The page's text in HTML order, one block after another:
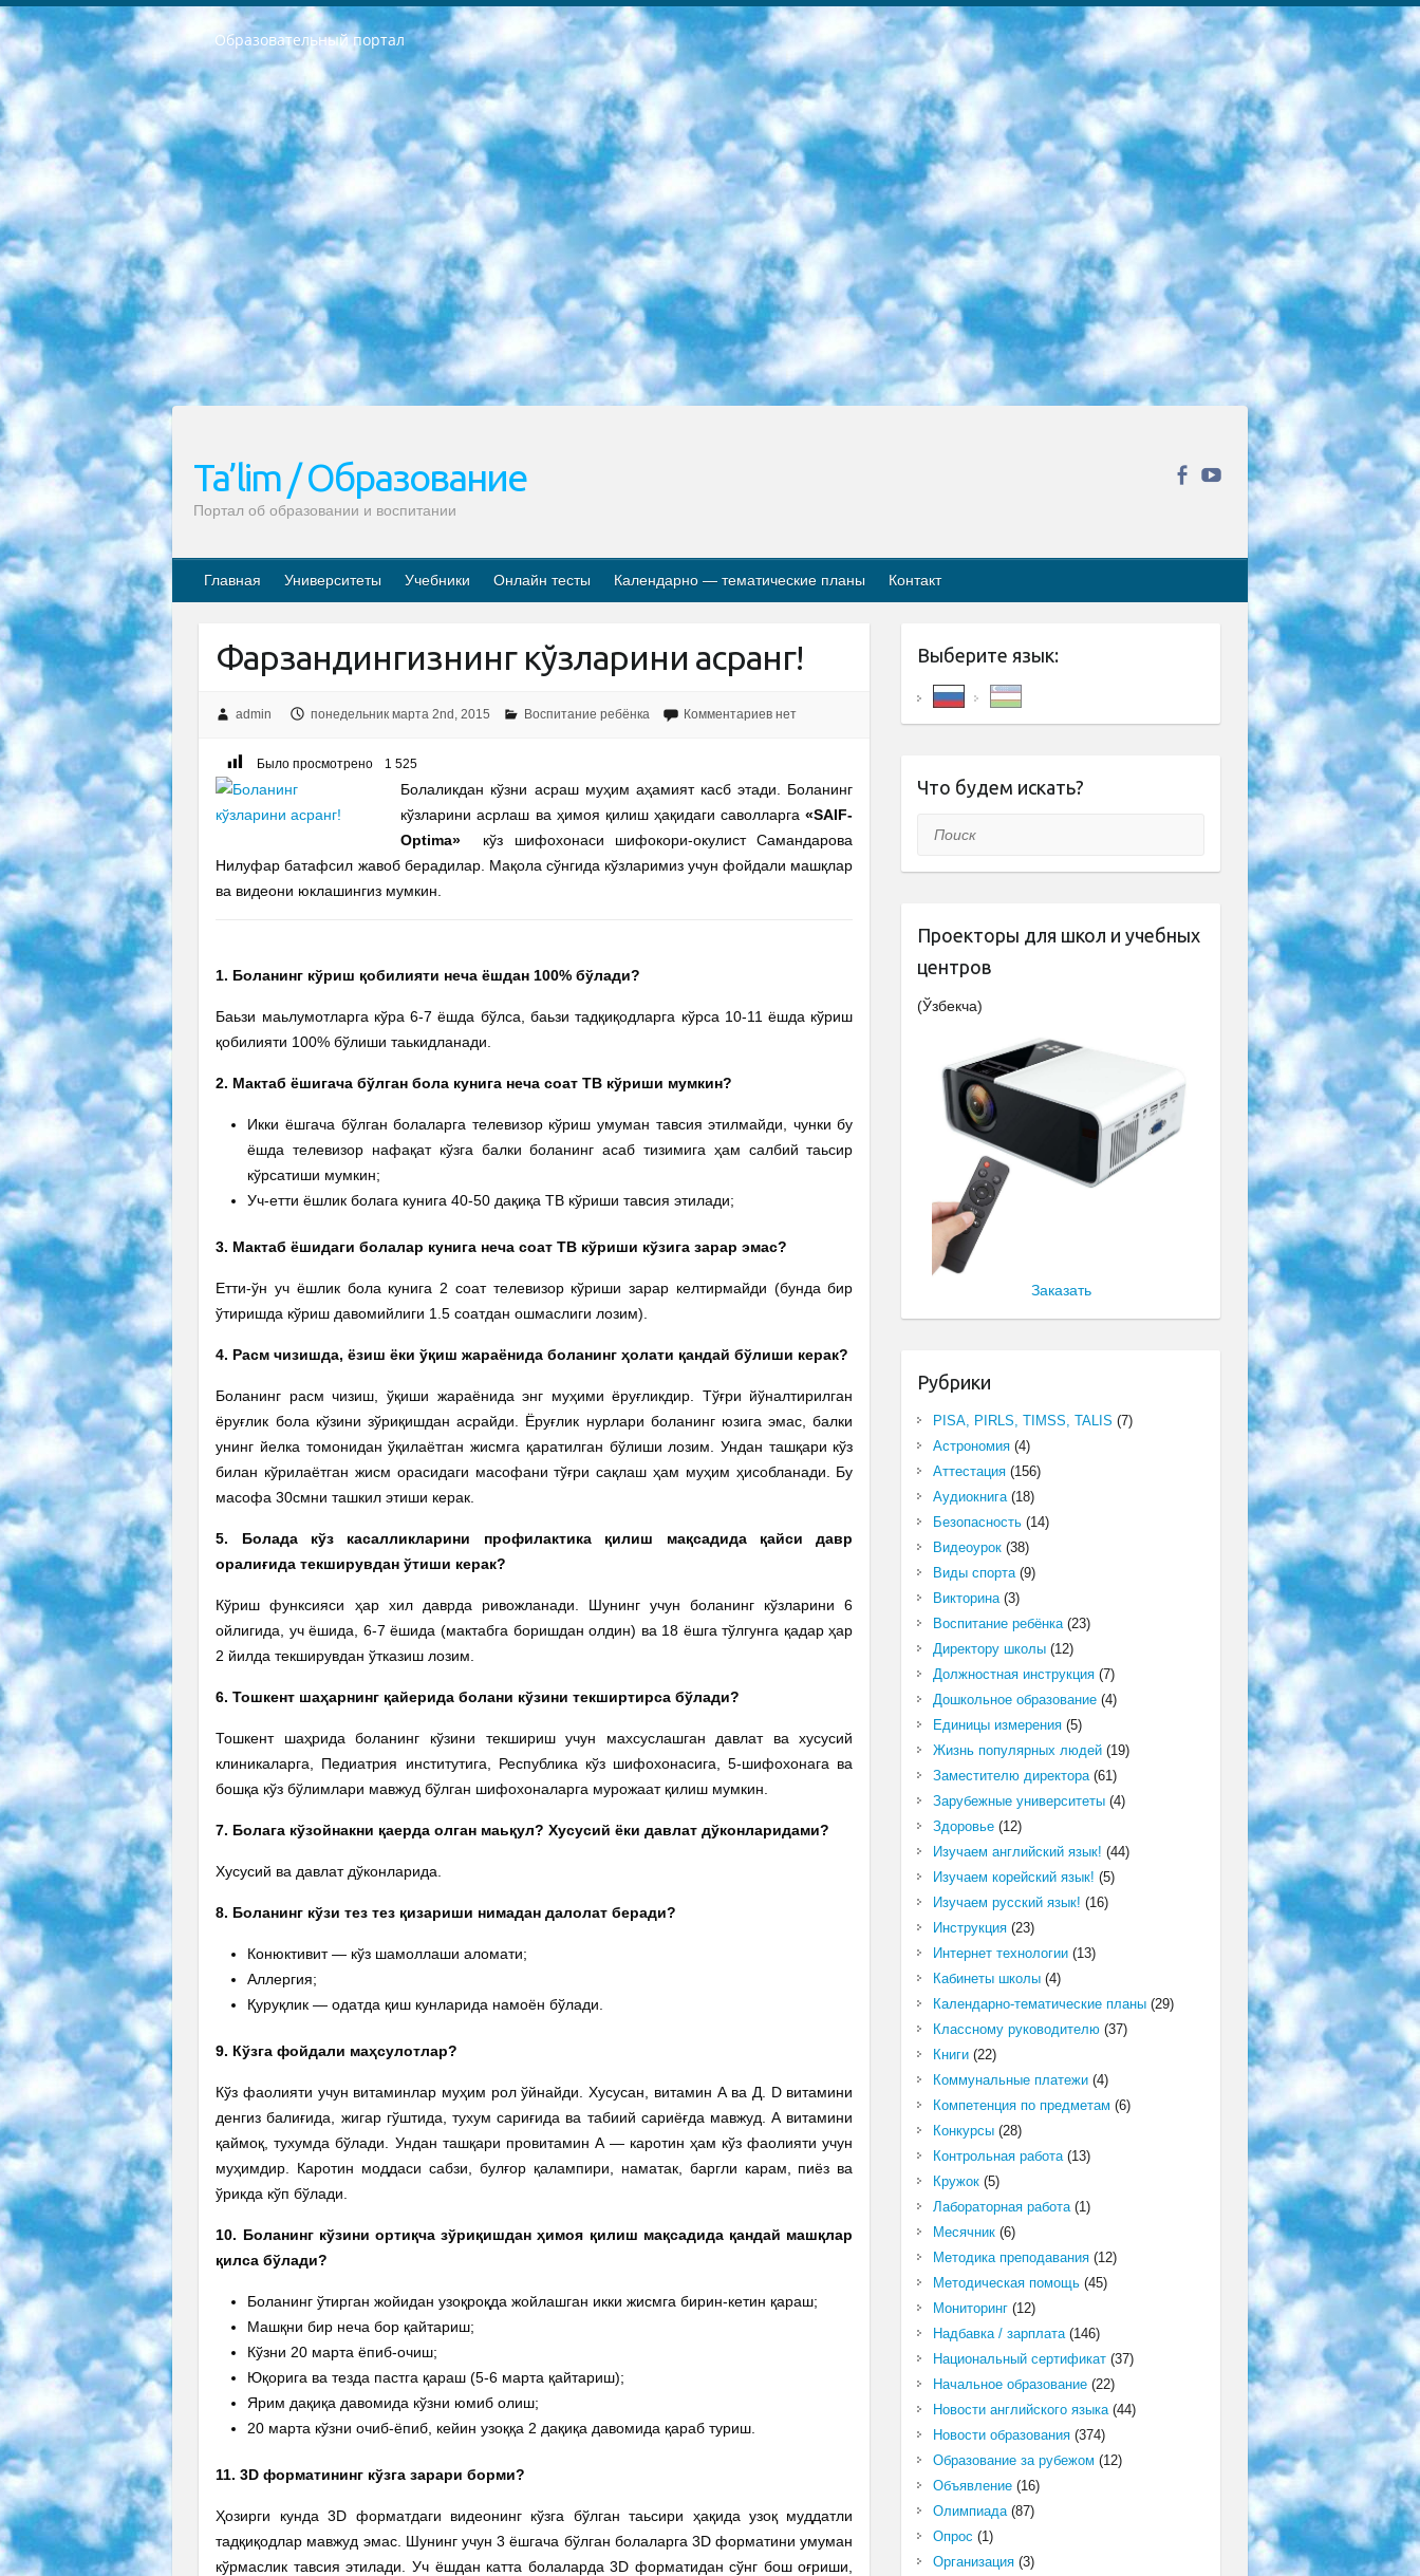
Образовательный портал
РЕСПУБЛИКА УЗБЕКИСТАН МИНИСТРЕРСТВО ДОШКОЛЬНОГО И ШКОЛЬНОГО ОБРАЗОВАНИЯ КОМАНДА в общеобразовательных учреждениях в 2023-2024 учебном году организация и проведение итоговой государственной аттестации обучающихся о Министра дошкольного и школьного образования Республики Узбекистан от 4 марта 2008 года (постановлением Минюста от 20 марта 2008 года № 1778 государственной регистрации) «Итоговое состояние учащихся общего среднего образования на основании положения об утверждении положения об аттестации общего среднего образования выпускной экзамен студентов в образовательных учреждениях в 2023-2024 учебном году В целях организации и прохождения аттестации приказываю: 1. Следующее: перечень предметов, по которым будет проводиться итоговая государственная аттестация и экзамен формы перевода согласно приложению 1; сертификаты международного образца, оценивающие уровень владения иностранными языками перечень согласно приложению 2; 2. Педагогический при специализированных образовательных учреждениях. научно-практический центр квалификации и международной оценки (Д.Давидова) 2024 г. До 25 марта: задания по предметам, по которым будет проводиться итоговая аттестация разработка и утверждение технических условий; итоговая аттестация на основании разработанного предметного задания разработка вопросов по предметам (устно и письменно), экзамен передача; общеобразовательные средние школы и специальные учебные заведения учащиеся выпускных классов школ и интернатов в агентской системе подготовка базы данных экзаменационных материалов и критериев оценки; перевод базы экзаменационных материалов на все языки обучения подать в Республиканский образовательный центр для изготовления; варианты экзаменов на основе разработанных контрольных материалов пусть будут поставлены задачи формирования. 3. Республиканский образовательный центр (Ш.Худайкулов) до 5 апреля 2024 года. до: база данных предоставленных экзаменационных материалов на все языки обучения перевод и экспертиза; для слепых, слабовидящих, глухих, слабослышащих и умственно отсталых детей учащиеся выпускных классов специализированных школ и школ-интернатов база данных экзаменационных материалов на всех преподаваемых языках подготовка критериев оценки; специализированные школы для умственно отсталых детей и технологии для учащихся выпускных классов школ-интернатов разработка соответствующих рекомендаций и критериев проведения ЕГЭ по естествознанию давать задания. 4. Педагогический при специализированных образовательных учреждениях. Научно-практический центр навыков и международной оценки (Д.Давидова), Республика образовательный центр (Худайкулов Ш.) итоговый государственный аттестационный экзамен ориентирован на творческое и логическое мышление при подготовке базы материалов учитывать введение заданий. 5. Следует отметить, что: сертификат государственного образца о знании общеобразовательного предмета и как минимум национальный уровень B1 по предметам на иностранных языках, указанным в Приложении 2. или международно признанный сертификат эквивалентного уровня студенты, изучающие определенный предмет, освобождаются от экзамена; по соответствующим предметам запланирована итоговая государственная аттестация за день до дня, путем жеребьевки Рабочей группой (в письменной форме по предметам, проводимым в форме) из числа сформированных вариантов выбрано 2 варианта; 2 выбранных варианта экзамена анонсированы на официальном сайте министерства и все выпускники по всей стране на основе этих вариантов проводит итоговую государственную аттестацию. 6. Государственное образование учащихся средних общеобразовательных учреждений. знания в соответствии с квалификационными требованиями, которые необходимо приобрести на основании стандартов итоговый (выпускной) контроль для 9 и 11 классов в целях тестирования Экзамены (далее – экзамены) состоят из предметов, перечисленных в приложении 1. будет сделано. 7. Экзамены пройдут с 26 мая по 15 июня 2024 г. (кроме науки физического воспитания). 8. Физическая для учащихся 9 классов общесредних образовательных учреждений. Экзамены по предмету «Образование, квалификация медицина» 1-6 мая 2024 года. сотрудники перевести под присмотр (с отклонениями в физическом или умственном развитии) специализированная школа для детей, школы-интернаты и со сколиозом школы-интернаты санаторного типа для больных детей исключены). 9. Он был слепым, слабовидящим и имел нарушения опорно-двигательного аппарата. экзамены в специализированных школах и интернатах для детей должны проводиться исходя из требований, предъявляемых к общеобразовательным учреждениям (физкультура кроме науки). 10. Специализированная школа для глухих и слабослышащих детей. и экзамены в интернатах и быть реализован в виде письменного теста по математике. 11. Специальность для умственно отсталых детей. Для 9 класса Родной язык и литературное письмо Государственный язык (язык обучения – узбекский). для неклассов) написано Математическое письмо Письменная/устная история Узбекистана Физическое воспитание практично Итоговый контроль Для 11 класса Написание родного языка и литературы (эссе) Математическое письмо Узбекский язык (обучение на узбекском языке) не посещающее общее среднее образование для учреждений)/Образовательное учреждение выбор письменный и устный Иностранный язык письменный/устный Письменная/устная история Узбекистана *По выбору студента:  Химия  Физика  Основы государственного права  География 10 бесплатных образовательных ресурсов - Мы составили подборку онлайн-проектов с интерактивными упражнениями, видеолекциями и статьями. Они помогут вам обрести новые и освежить старые знания бесплатно. 1. «ИНТУИТ» Старейшая образовательная площадка Рунета. Здесь вы найдёте сотни текстовых и видеокурсов на десятки различных тем — от программирования до психологии. Многие курсы подготовлены российскими университетами и крупными международными компаниями вроде Intel и Microsoft. Самостоятельное обучение бесплатное, но желающие могут оплатить услуги персональных наставников. 2. «Смартия» знакомит с актуальными профессиями и подсказывает, как им обучаться. Выбрав заинтересовавшую вас специальность — SMM-специалист, фотограф, веб-дизайнер или другую, — увидите список необходимых для неё умений. Чтобы вы могли освоить их самостоятельно, для каждого умения площадка отображает подборку ссылок на учебные материалы. Хотя «Смартия» ориентируется на русскоязычную аудиторию, часть контента всё же доступна только на английском. 3. «Лекторий Физтеха» Проект Московского физико-технического института (Физтеха). С его помощью вы можете смотреть онлайн серии лекций, записанные на видео в этом вузе. В числе доступных предметов — физика, биология, химия, информационные технологии и другие. К некоторым лекциям администрация ресурса прилагает готовые конспекты, которые можно скачивать в PDF-формате. 4. ITMOcourses Онлайн-площадка Санкт-Петербургского национального исследовательского университета информационных технологий, механики и оптики (ИТМО). Ресурс предоставляет свободный доступ к курсам, разработанным в этом вузе. Каталог материалов разбит на четыре категории: «Оптические системы и технологии», «Приборостроение и робототехника», «Информационные технологии» и «Биотехнологии». Курсы состоят из видеолекций, интерактивных демонстраций и заданий. 5. «КиберЛенинка» Электронная научная библиотека открытого доступа. Каталог площадки регулярно обрастает текстами статей из различных научных изданий. Сгруппированные по журналам и рубрикам публикации можно читать онлайн или скачивать целиком в PDF-формате. Проект нацелен на популяризацию науки за счёт открытого доступа к качественной информации. 6. «ПостНаука» На этом ресурсе публикуют подборки видеолекций, составленные экспертами из разных отраслей и объединённые общими темами. Среди них, к примеру, есть серии «Биоинформатика и геномика», «Культура средневековой Скандинавии» и Cinema Studies о теории кино. Каждая подборка лекций — логически связанная история, рассказанная экспертом от первого лица. Кроме того, на сайте появляются научно-образовательные статьи и тесты на разные темы. 7. «Newочём» Команда проекта «Newочём» отбирает самые интересные тексты из англоязычных СМИ и переводит те из них, за которые голосуют участники сообщества «ВКонтакте». По большей части это научно-популярные статьи. Редакторы придумывают лишь заголовки, в остальном содержание переводов соответствует оригиналам. Полные тексты можно читать прямо в социальной сети. 8. InternetUrok Онлайн-база материалов по основным дисциплинам школьной программы. Информация на сайте структурирована по классам, предметам и темам (урокам). Каждый урок состоит из видеолекций и конспектов. Есть также интерактивные тренажёры и тесты для закрепления пройденного материала. Даже если вы давно окончили школу, возможность повторить программу старших классов всегда может пригодиться. 9. Edutainme Ещё один ресурс об образовании. В отличие от Newtonew, как мне кажется, Edutainme больше ориентируется на представителей индустрии: педагогов, предпринимателей, разработчиков образовательных проектов. Но и любой, кто просто стремится к саморазвитию, найдёт на сайте много полезного и интересного для себя. Например, информацию о новых курсах и образовательных сервисах. 10. Newtonew Онлайн-медиа об образовании и обучении в широком смысле. Авторы Newtonew пишут об инструментах, заведениях, тактиках и стратегиях, которые помогают учить других и получать новые знания самостоятельно. На этой площадке вы найдёте новости, обзоры, аналитические мат
Ta’lim / Образование
Портал об образовании и воспитании
Главная Университеты Учебники Онлайн тесты Календарно — тематические планы Контакт
Фарзандингизнинг кўзларини асранг!
admin понедельник марта 2nd, 2015 Воспитание ребёнка Комментариев нет
Было просмотрено 1 525
Болаликдан кўзни асраш муҳим аҳамият касб этади. Боланинг
кўзларини асрлаш ва ҳимоя қилиш ҳақидаги саволларга«SAIF-
Optima» кўз шифохонаси шифокори-окулист Самандарова
Нилуфар батафсил жавоб берадилар. Мақола сўнгида кўзларимиз учун фойдали машқлар
ва видеони юклашингиз мумкин.
1. Боланинг кўриш қобилияти неча ёшдан 100% бўлади?
Баьзи маьлумотларга кўра 6-7 ёшда бўлса, баьзи тадқиқодларга кўрса 10-11 ёшда кўриш
қобилияти 100% бўлиши таькидланади.
2. Мактаб ёшигача бўлган бола кунига неча соат ТВ кўриши мумкин?
Икки ёшгача бўлган болаларга телевизор кўриш умуман тавсия этилмайди, чунки бу
ёшда телевизор нафақат кўзга балки боланинг асаб тизимига ҳам салбий таьсир
кўрсатиши мумкин;
Уч-етти ёшлик болага кунига 40-50 дақиқа ТВ кўриши тавсия этилади;
3. Мактаб ёшидаги болалар кунига неча соат ТВ кўриши кўзига зарар эмас?
Етти-ўн уч ёшлик бола кунига 2 соат телевизор кўриши зарар келтирмайди (бунда бир
ўтиришда кўриш давомийлиги 1.5 соатдан ошмаслиги лозим).
4. Расм чизишда, ёзиш ёки ўқиш жараёнида боланинг ҳолати қандай бўлиши керак?
Боланинг расм чизиш, ўқиши жараёнида энг муҳими ёруғликдир. Тўғри йўналтирилган
ёруғлик бола кўзини зўриқишдан асрайди. Ёруғлик нурлари боланинг юзига эмас, балки
унинг йелка томонидан ўқилаётган жисмга қаратилган бўлиши лозим. Ундан ташқари кўз
билан кўрилаётган жисм орасидаги масофани тўғри сақлаш ҳам муҳим ҳисобланади. Бу
масофа 30смни ташкил этиши керак.
5. Болада кўз касалликларини профилактика қилиш мақсадида қайси давр
оралиғида текширувдан ўтиши керак?
Кўриш функсияси ҳар хил даврда ривожланади. Шунинг учун боланинг кўзларини 6
ойлигида, уч ёшида, 6-7 ёшида (мактабга боришдан олдин) ва 18 ёшга тўлгунга қадар ҳар
2 йилда текширувдан ўтказиш лозим.
6. Тошкент шаҳарнинг қайерида болани кўзини текширтирса бўлади?
Тошкент шаҳрида боланинг кўзини текшириш учун махсуслашган давлат ва хусусий
клиникаларга, Педиатрия институтига, Республика кўз шифохонасига, 5-шифохонага ва
бошқа кўз бўлимлари мавжуд бўлган шифохоналарга мурожаат қилиш мумкин.
7. Болага кўзойнакни қаерда олган маьқул? Хусусий ёки давлат дўконларидами?
Хусусий ва давлат дўконларида.
8. Боланинг кўзи тез тез қизариши нимадан далолат беради?
Конюктивит — кўз шамоллаши аломати;
Аллергия;
Қуруқлик — одатда қиш кунларида намоён бўлади.
9. Кўзга фойдали маҳсулотлар?
Кўз фаолияти учун витаминлар муҳим рол ўйнайди. Хусусан, витамин А ва Д. D витамини
денгиз балиғида, жигар гўштида, тухум сариғида ва табиий сариёғда мавжуд. А витамини
қаймоқ, тухумда бўлади. Ундан ташқари провитамин А — каротин ҳам кўз фаолияти учун
муҳимдир. Каротин моддаси сабзи, булғор қалампири, наматак, баргли карам, пиёз ва
ўрикда кўп бўлади.
10. Боланинг кўзини ортиқча зўриқишдан ҳимоя қилиш мақсадида қандай машқлар
қилса бўлади?
Боланинг ўтирган жойидан узоқроқда жойлашган икки жисмга бирин-кетин қараш;
Машқни бир неча бор қайтариш;
Кўзни 20 марта ёпиб-очиш;
Юқорига ва тезда пастга қараш (5-6 марта қайтариш);
Ярим дақиқа давомида кўзни юмиб олиш;
20 марта кўзни очиб-ёпиб, кейин узоққа 2 дақиқа давомида қараб туриш.
11. 3D форматининг кўзга зарари борми?
Ҳозирги кунда 3D форматдаги видеонинг кўзга бўлган таьсири ҳақида узоқ муддатли
тадқиқодлар мавжуд эмас. Шунинг учун 3 ёшгача бўлган болаларга 3D форматини умуман
кўрмаслик тавсия этилади. Уч ёшдан катта болаларда 3D форматидан сўнг бош оғриши,
Выберите язык:
Что будем искать?
Поиск
Проекторы для школ и учебных
центров
(Ўзбекча)
Заказать
Рубрики
PISA, PIRLS, TIMSS, TALIS (7)
Астрономия(4)
Аттестация(156)
Аудиокнига(18)
Безопасность(14)
Видеоурок(38)
Виды спорта(9)
Викторина(3)
Воспитание ребёнка(23)
Директору школы(12)
Должностная инструкция(7)
Дошкольное образование(4)
Единицы измерения(5)
Жизнь популярных людей(19)
Заместителю директора(61)
Зарубежные университеты(4)
Здоровье(12)
Изучаем английский язык! (44)
Изучаем корейский язык! (5)
Изучаем русский язык! (16)
Инструкция(23)
Интернет технологии(13)
Кабинеты школы(4)
Календарно-тематические планы(29)
Классному руководителю(37)
Книги(22)
Коммунальные платежи(4)
Компетенция по предметам (6)
Конкурсы(28)
Контрольная работа(13)
Кружок(5)
Лабораторная работа(1)
Месячник(6)
Методика преподавания(12)
Методическая помощь(45)
Мониторинг(12)
Надбавка / зарплата(146)
Национальный сертификат(37)
Начальное образование(22)
Новости английского языка(44)
Новости образования(374)
Образование за рубежом (12)
Объявление(16)
Олимпиада(87)
Опрос (1)
Организация(3)